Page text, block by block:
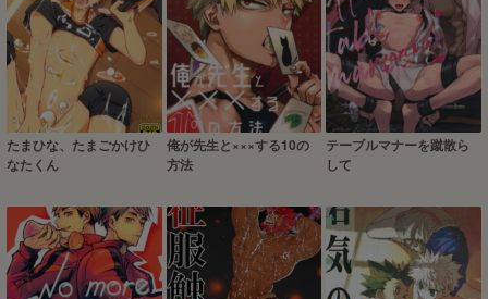
たまひな、たまごかけひ
なたくん
俺が先生と×××する10の
方法
テーブルマナーを蹴散ら
して